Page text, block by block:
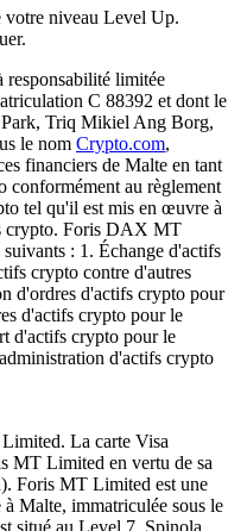
votre niveau Level Up.
limitée
C 88392 et dont le
Park, Triq Mikiel Ang Borg,
le nom Crypto.com,
financiers de Malte en tant
conformément au règlement
tel qu'il est mis en œuvre à
crypto. Foris DAX MT
: 1. Échange d'actifs
crypto contre d'autres
d'ordres d'actifs crypto pour
d'actifs crypto pour le
d'actifs crypto pour le
d'actifs crypto
La carte Visa
MT Limited en vertu de sa
Foris MT Limited est une
Malte, immatriculée sous le